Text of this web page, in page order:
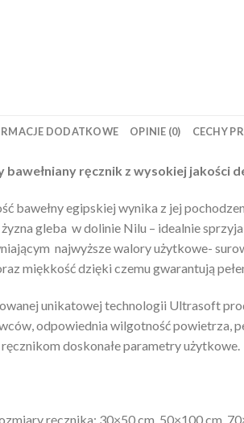
DODATKOWE OPINIE (0) CECHY
bawełniany ręcznik z wysokiej jakości
bawełny egipskiej wynika z jej
gleba w dolinie Nilu – idealnie
najwyższe walory użytkowe-
miękkość dzięki czemu gwarantują
unikatowej technologii Ultrasoft
odpowiednia wilgotność powietrza,
doskonałe parametry użytkowe.
ręcznika: 30×50 cm, 50×100 cm,